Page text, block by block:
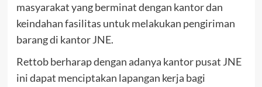
masyarakat yang berminat dengan kantor dan
keindahan fasilitas untuk melakukan pengiriman
barang di kantor JNE.
Rettob berharap dengan adanya kantor pusat JNE
ini dapat menciptakan lapangan kerja bagi